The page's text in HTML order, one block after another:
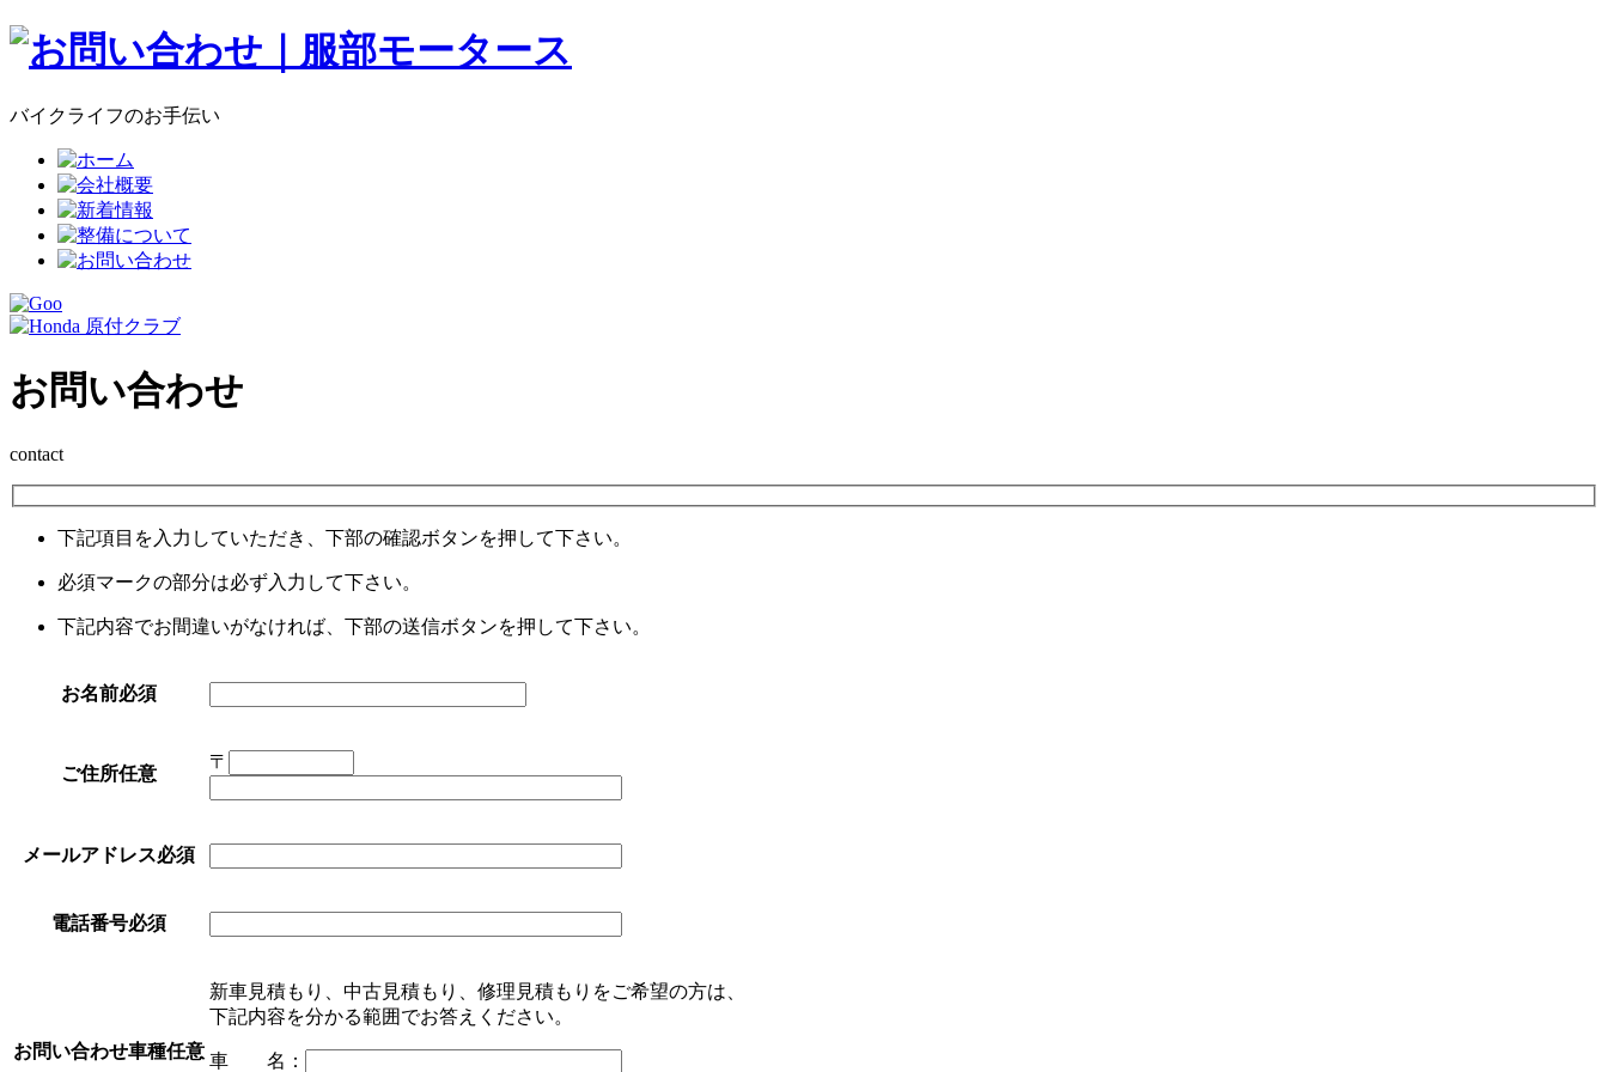
バイクライフのお手伝い
お問い合わせ
contact
下記項目を入力していただき、下部の確認ボタンを押して下さい。
必須マークの部分は必ず入力して下さい。
下記内容でお間違いがなければ、下部の送信ボタンを押して下さい。
お名前必須
ご住所任意
〒
メールアドレス必須
電話番号必須
お問い合わせ車種任意
新車見積もり、中古見積もり、修理見積もりをご希望の方は、
下記内容を分かる範囲でお答えください。
車 名 ：